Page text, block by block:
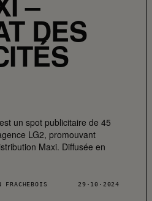
DES
un spot publicitaire de 45
LG2, promouvant
Maxi. Diffusée en
FRACHEBOIS 29·10·2024